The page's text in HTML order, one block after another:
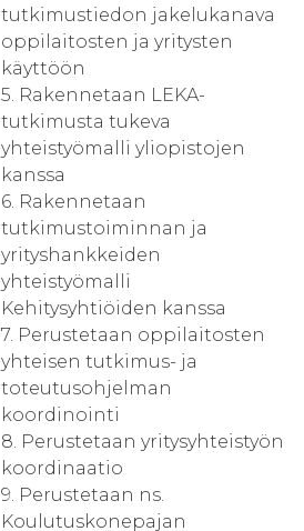
tutkimustiedon jakelukanava
oppilaitosten ja yritysten
käyttöön
5. Rakennetaan LEKA-
tutkimusta tukeva
yhteistyömalli yliopistojen
kanssa
6. Rakennetaan
tutkimustoiminnan ja
yrityshankkeiden
yhteistyömalli
Kehitysyhtiöiden kanssa
7. Perustetaan oppilaitosten
yhteisen tutkimus- ja
toteutusohjelman
koordinointi
8. Perustetaan yritysyhteistyön
koordinaatio
9. Perustetaan ns.
Koulutuskonepajan